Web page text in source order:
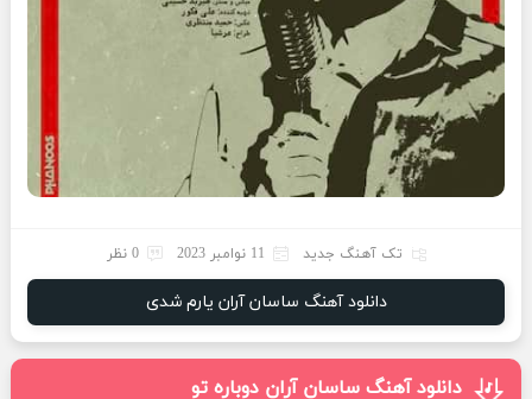
تک آهنگ جدید 11 نوامبر 2023 0 نظر
دانلود آهنگ ساسان آران یارم شدی
دانلود آهنگ ساسان آران دوباره تو